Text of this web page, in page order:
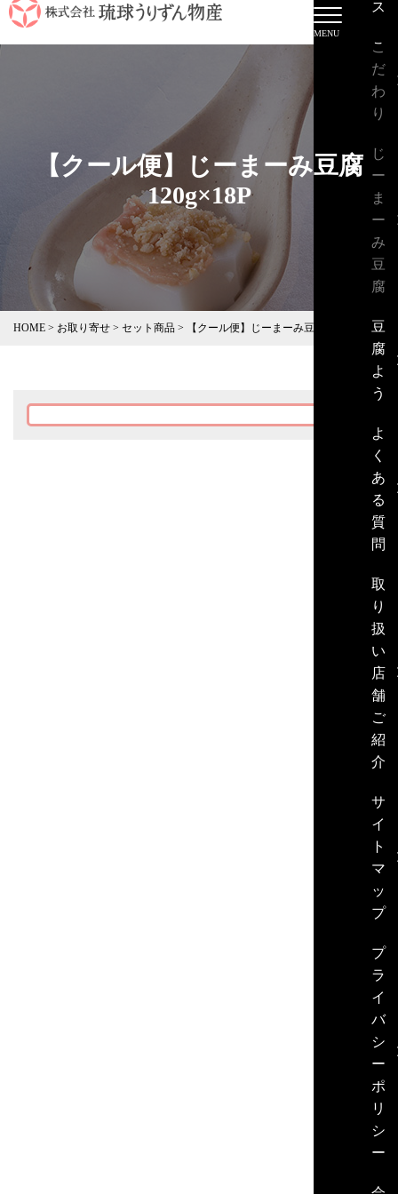
ス
こ
だ
わ
り
じ
ー
ま
ー
み
豆
腐
豆
腐
よ
う
よ
く
あ
る
質
問
取
り
扱
い
店
舗
ご
紹
介
サ
イ
ト
マ
ッ
プ
プ
ラ
イ
バ
シ
ー
ポ
リ
シ
ー
【クール便】じーまーみ豆腐
120g×18P
HOME > お取り寄せ > セット商品 > 【クール便】じーまーみ豆腐120g×18P